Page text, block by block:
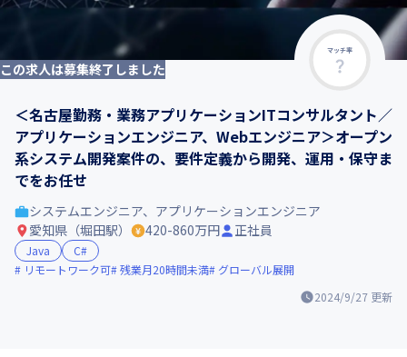
マッチ率
この求人は募集終了しました
＜名古屋勤務・業務アプリケーションITコンサルタント／
アプリケーションエンジニア、Webエンジニア＞オープン
系システム開発案件の、要件定義から開発、運用・保守ま
でをお任せ
2024/9/27 更新
システムエンジニア、アプリケーションエンジニア
愛知県（堀田駅）
420-860万円 正社員
Java
C#
リモートワーク可 残業月20時間未満 グローバル展開